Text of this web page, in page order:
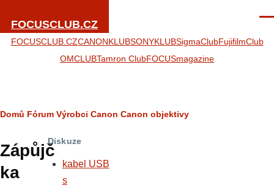
FOCUSCLUB.CZ
FOCUSCLUB.CZCANONKLUBSONYKLUBSigmaClubFujifilmClub
OMCLUBTamron ClubFOCUSmagazine
Drobečková
navigace
Domů Fórum Výrobci Canon Canon objektivy
Zápůjč
ka
Diskuze
kabel USB
s